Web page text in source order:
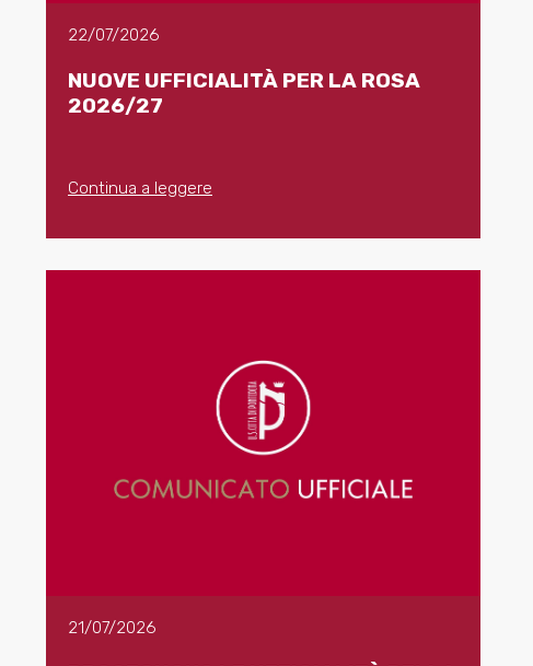
22/07/2026
NUOVE UFFICIALITÀ PER LA ROSA
2026/27
Continua a leggere
21/07/2026